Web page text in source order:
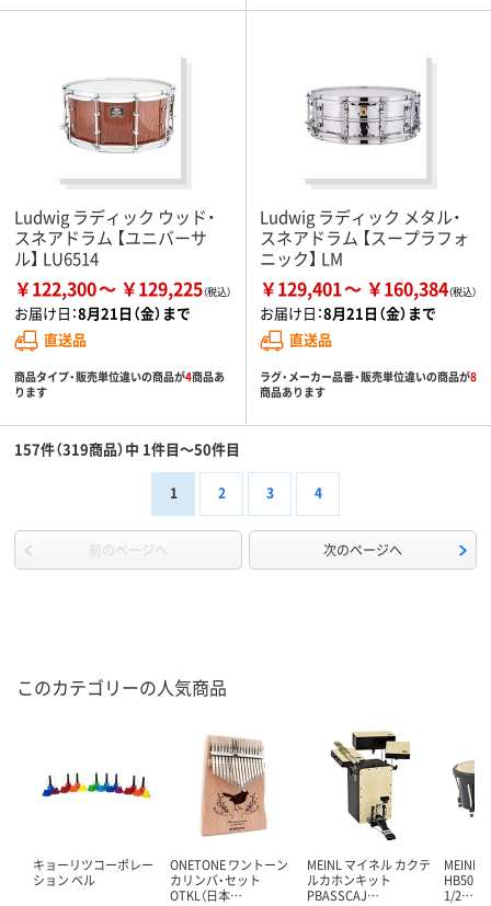
Ludwig ラディック ウッド・
スネアドラム 【ユニバーサ
ル】 LU6514
￥122,300 ￥129,225
お届け日：8月21日（金）まで
直送品
商品タイプ・販売単位違いの商品が4商品あ
ります
Ludwig ラディック メタル・
スネアドラム 【スープラフォ
ニック】 LM
￥129,401 ￥160,384
お届け日：8月21日（金）まで
直送品
ラグ・メーカー品番・販売単位違いの商品が8
商品あります
157件（319商品）中 1件目～50件目
1 2 3 4
前のページへ 次のページへ
このカテゴリーの人気商品
キョーリツコーポレー
ション ベル
ONETONE ワントーン
カリンバ・セット
OTKL（日本…
MEINL マイネル カクテ
ルカホンキット
PBASSCAJ…
MEINL
1/2…